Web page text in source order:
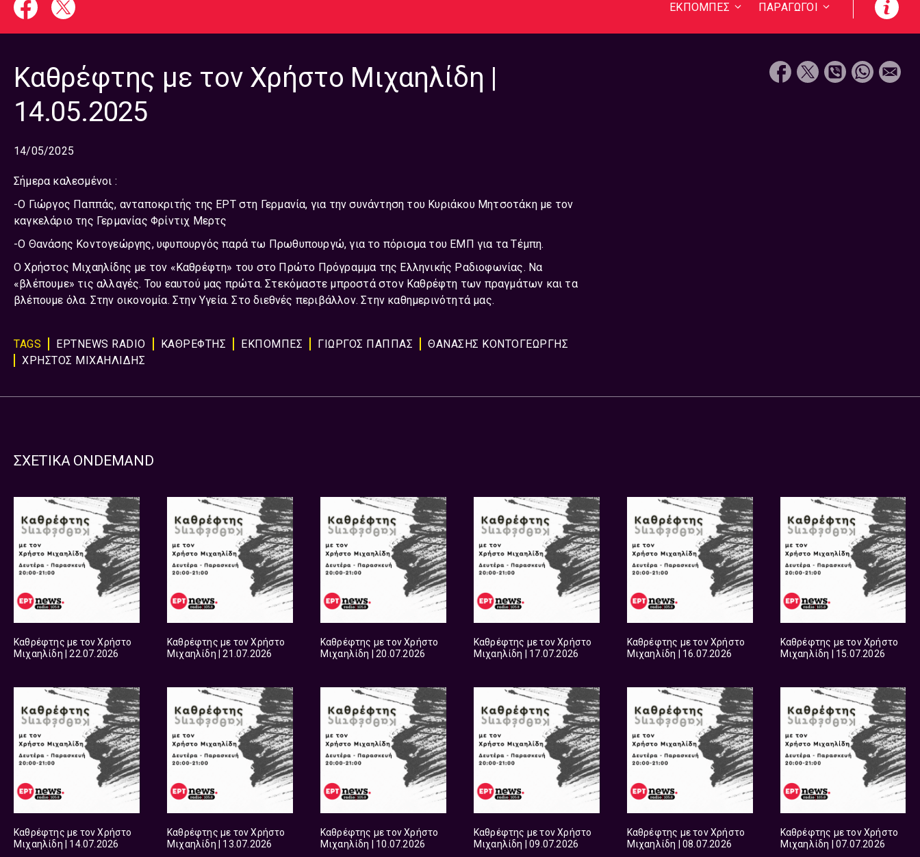
ΕΚΠΟΜΠΕΣ ΠΑΡΑΓΩΓΟΙ
Καθρέφτης με τον Χρήστο Μιχαηλίδη |
14.05.2025
14/05/2025
Σήμερα καλεσμένοι :
-Ο Γιώργος Παππάς, ανταποκριτής της ΕΡΤ στη Γερμανία, για την συνάντηση του Κυριάκου Μητσοτάκη με τον
καγκελάριο της Γερμανίας Φρίντιχ Μερτς
-Ο Θανάσης Κοντογεώργης, υφυπουργός παρά τω Πρωθυπουργώ, για το πόρισμα του ΕΜΠ για τα Τέμπη.
Ο Χρήστος Μιχαηλίδης με τον «Καθρέφτη» του στο Πρώτο Πρόγραμμα της Ελληνικής Ραδιοφωνίας. Να
«βλέπουμε» τις αλλαγές. Του εαυτού μας πρώτα. Στεκόμαστε μπροστά στον Καθρέφτη των πραγμάτων και τα
βλέπουμε όλα. Στην οικονομία. Στην Υγεία. Στο διεθνές περιβάλλον. Στην καθημερινότητά μας.
TAGS ΕΡΤNEWS RADIO ΚΑΘΡΕΦΤΗΣ ΕΚΠΟΜΠΈΣ ΓΙΩΡΓΟΣ ΠΑΠΠΑΣ
ΘΑΝΑΣΗΣ ΚΟΝΤΟΓΕΩΡΓΗΣ
ΧΡΗΣΤΟΣ ΜΙΧΑΗΛΙΔΗΣ
ΣΧΕΤΙΚΑ ONDEMAND
Καθρέφτης με τον Χρήστο
Μιχαηλίδη | 22.07.2026
Καθρέφτης με τον Χρήστο
Μιχαηλίδη | 21.07.2026
Καθρέφτης με τον Χρήστο
Μιχαηλίδη | 20.07.2026
Καθρέφτης με τον Χρήστο
Μιχαηλίδη | 17.07.2026
Καθρέφτης με τον Χρήστο
Μιχαηλίδη | 16.07.2026
Καθρέφτης με τον Χρήστο
Μιχαηλίδη | 15.07.2026
Καθρέφτης με τον Χρήστο
Μιχαηλίδη | 14.07.2026
Καθρέφτης με τον Χρήστο
Μιχαηλίδη | 13.07.2026
Καθρέφτης με τον Χρήστο
Μιχαηλίδη | 10.07.2026
Καθρέφτης με τον Χρήστο
Μιχαηλίδη | 09.07.2026
Καθρέφτης με τον Χρήστο
Μιχαηλίδη | 08.07.2026
Καθρέφτης με τον Χρήστο
Μιχαηλίδη | 07.07.2026